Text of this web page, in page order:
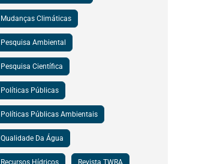
Mudanças Climáticas
Pesquisa Ambiental
Pesquisa Científica
Políticas Públicas
Políticas Públicas Ambientais
Qualidade Da Água